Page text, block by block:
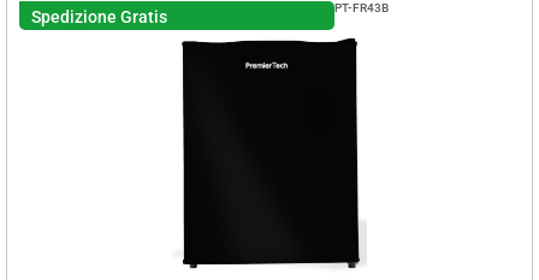
Spedizione Gratis PT-FR43B